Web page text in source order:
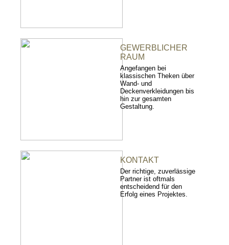
GEWERBLICHER
RAUM
Angefangen bei
klassischen Theken über
Wand- und
Deckenverkleidungen bis
hin zur gesamten
Gestaltung.
KONTAKT
Der richtige, zuverlässige
Partner ist oftmals
entscheidend für den
Erfolg eines Projektes.